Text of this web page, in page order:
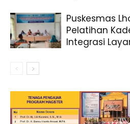
Puskesmas
Pelatihan
Integrasi